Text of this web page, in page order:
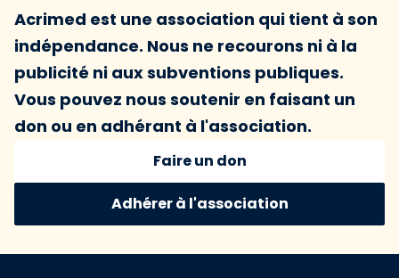
Acrimed est une association qui tient à son
indépendance. Nous ne recourons ni à la
publicité ni aux subventions publiques.
Vous pouvez nous soutenir en faisant un
don ou en adhérant à l'association.
Faire un don
Adhérer à l'association